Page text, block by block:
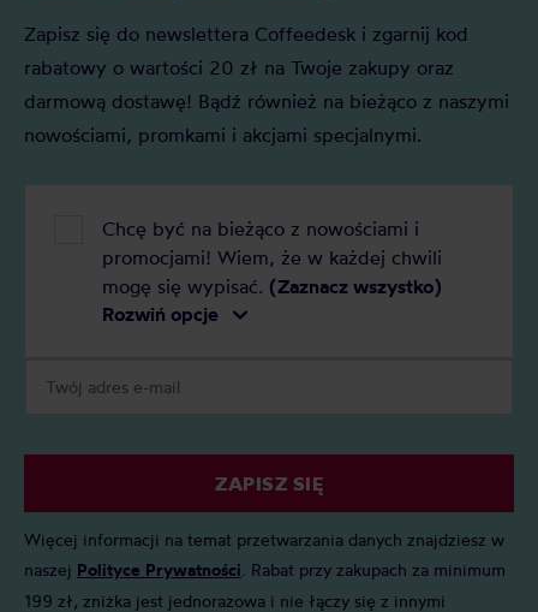
Zapisz się do newslettera Coffeedesk i zgarnij kod
rabatowy o wartości 20 zł na Twoje zakupy oraz
darmową dostawę! Bądź również na bieżąco z naszymi
nowościami, promkami i akcjami specjalnymi.
Chcę być na bieżąco z nowościami i
promocjami! Wiem, że w każdej chwili
mogę się wypisać. (Zaznacz wszystko)
Rozwiń opcje
ZAPISZ SIĘ
Więcej informacji na temat przetwarzania danych znajdziesz w
naszej Polityce Prywatności . Rabat przy zakupach za minimum
199 zł, zniżka jest jednorazowa i nie łączy się z innymi